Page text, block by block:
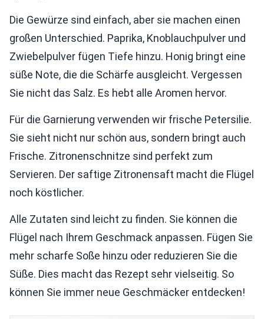
Die Gewürze sind einfach, aber sie machen einen
großen Unterschied. Paprika, Knoblauchpulver und
Zwiebelpulver fügen Tiefe hinzu. Honig bringt eine
süße Note, die die Schärfe ausgleicht. Vergessen
Sie nicht das Salz. Es hebt alle Aromen hervor.
Für die Garnierung verwenden wir frische Petersilie.
Sie sieht nicht nur schön aus, sondern bringt auch
Frische. Zitronenschnitze sind perfekt zum
Servieren. Der saftige Zitronensaft macht die Flügel
noch köstlicher.
Alle Zutaten sind leicht zu finden. Sie können die
Flügel nach Ihrem Geschmack anpassen. Fügen Sie
mehr scharfe Soße hinzu oder reduzieren Sie die
Süße. Dies macht das Rezept sehr vielseitig. So
können Sie immer neue Geschmäcker entdecken!